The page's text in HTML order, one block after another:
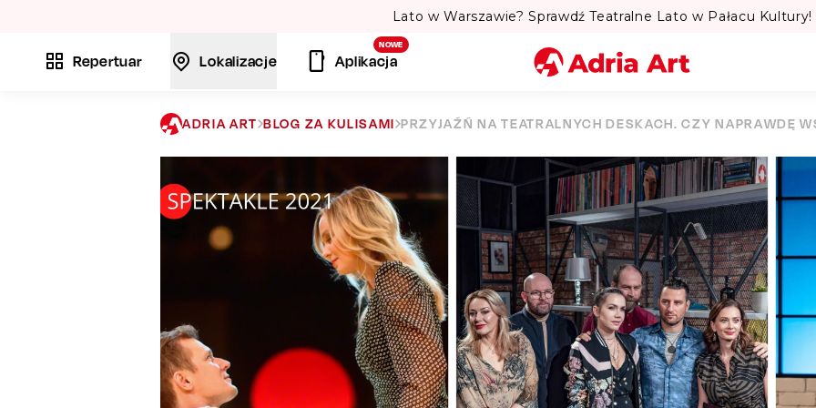
Lato w Warszawie? Sprawdź Teatralne Lato w Pałacu
Repertuar Lokalizacje
NOWE
Aplikacja
Miasto
Kategoria
Szukaj
ADRIA ART BLOG ZA KULISAMI PRZYJAŹŃ NA TEATRALNYCH DESKACH. CZY NAPRAWDĘ